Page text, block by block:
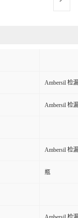
Ambersil 检
Ambersil 检
Ambersil 检
瓶